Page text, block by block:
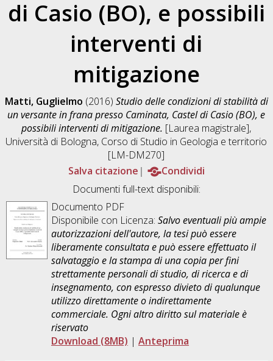
di Casio (BO), e possibili
interventi di
mitigazione
Matti, Guglielmo (2016) Studio delle condizioni di stabilità di
un versante in frana presso Caminata, Castel di Casio (BO), e
possibili interventi di mitigazione. [Laurea magistrale],
Università di Bologna, Corso di Studio in Geologia e territorio
[LM-DM270]
Salva citazione
Condividi
Documenti full-text disponibili:
Documento PDF
Disponibile con Licenza: Salvo eventuali più ampie
autorizzazioni dell'autore, la tesi può essere
liberamente consultata e può essere effettuato il
salvataggio e la stampa di una copia per fini
strettamente personali di studio, di ricerca e di
insegnamento, con espresso divieto di qualunque
utilizzo direttamente o indirettamente
commerciale. Ogni altro diritto sul materiale è
riservato
Download (8MB) | Anteprima